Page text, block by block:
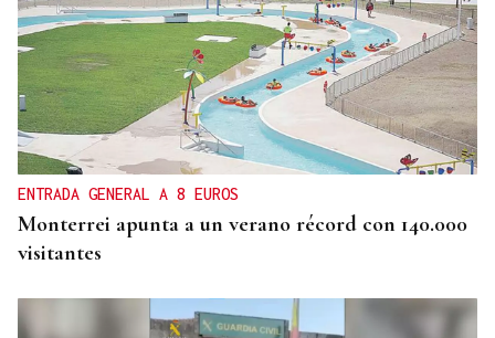
ENTRADA GENERAL A 8 EUROS
Monterrei apunta a un verano récord con 140.000
visitantes